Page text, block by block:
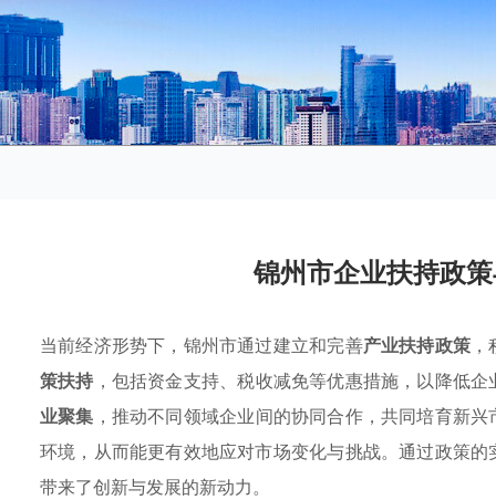
锦州市企业扶持政
当前经济形势下，锦州市通过建立和完善产业扶持政策
策扶持 ，包括资金支持、税收减免等优惠措施，以降低
业聚集 ，推动不同领域企业间的协同合作，共同培育新
环境，从而能更有效地应对市场变化与挑战。通过政策
带来了创新与发展的新动力。